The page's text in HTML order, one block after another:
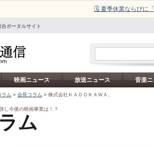
🗓️ 夏季休業ならびに
ポータルサイト
映画ニュース 放送ニュース 音楽
ラム > 会長コラム > 株式会社ＫＡＤＯＫＡＷＡ、
し今後の映画事業は！？
ム